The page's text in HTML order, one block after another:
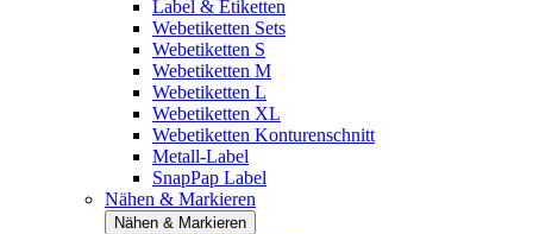
Label & Etiketten
Webetiketten Sets
Webetiketten S
Webetiketten M
Webetiketten L
Webetiketten XL
Webetiketten Konturenschnitt
Metall-Label
SnapPap Label
Nähen & Markieren
Nähen & Markieren